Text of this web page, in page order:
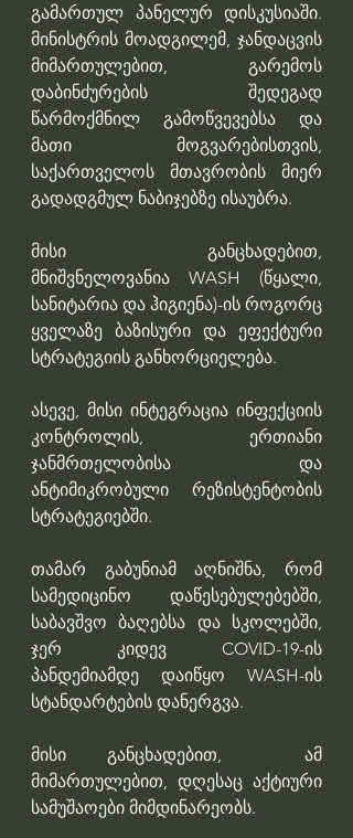
გამართულ პანელურ დისკუსიაში.
მინისტრის მოადგილემ, ჯანდაცვის
მიმართულებით, გარემოს
დაბინძურების შედეგად
წარმოქმნილ გამოწვევებსა და
მათი მოგვარებისთვის,
საქართველოს მთავრობის მიერ
გადადგმულ ნაბიჯებზე ისაუბრა.
მისი განცხადებით,
მნიშვნელოვანია WASH (წყალი,
სანიტარია და ჰიგიენა)-ის როგორც
ყველაზე ბაზისური და ეფექტური
სტრატეგიის განხორციელება.
ასევე, მისი ინტეგრაცია ინფექციის
კონტროლის, ერთიანი
ჯანმრთელობისა და
ანტიმიკრობული რეზისტენტობის
სტრატეგიებში.
თამარ გაბუნიამ აღნიშნა, რომ
სამედიცინო დაწესებულებებში,
საბავშვო ბაღებსა და სკოლებში,
ჯერ კიდევ COVID-19-ის
პანდემიამდე დაიწყო WASH-ის
სტანდარტების დანერგვა.
მისი განცხადებით,  ამ
მიმართულებით, დღესაც აქტიური
სამუშაოები მიმდინარეობს.